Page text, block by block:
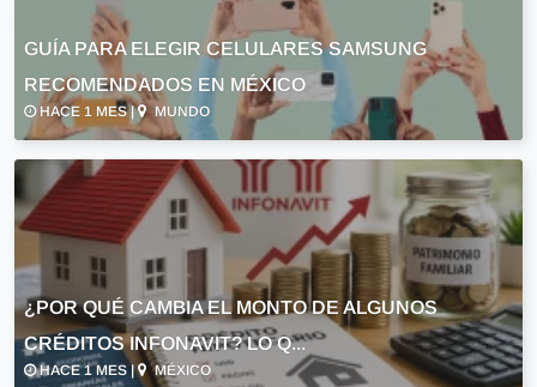
GUÍA PARA ELEGIR CELULARES SAMSUNG
RECOMENDADOS EN MÉXICO
HACE 1 MES | MUNDO
¿POR QUÉ CAMBIA EL MONTO DE ALGUNOS
CRÉDITOS INFONAVIT? LO Q...
HACE 1 MES | MÉXICO